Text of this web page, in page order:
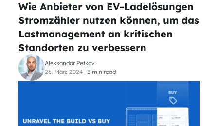
Wie Anbieter von EV-Ladelösungen
Stromzähler nutzen können, um das
Lastmanagement an kritischen
Standorten zu verbessern
Aleksandar Petkov
26. März 2024 | 5 min read